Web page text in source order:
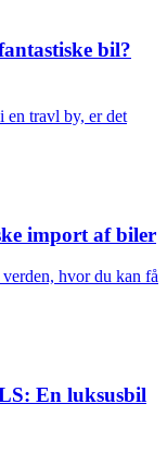
bil?
travl by, er det
import af biler
hvor du kan få
En luksusbil